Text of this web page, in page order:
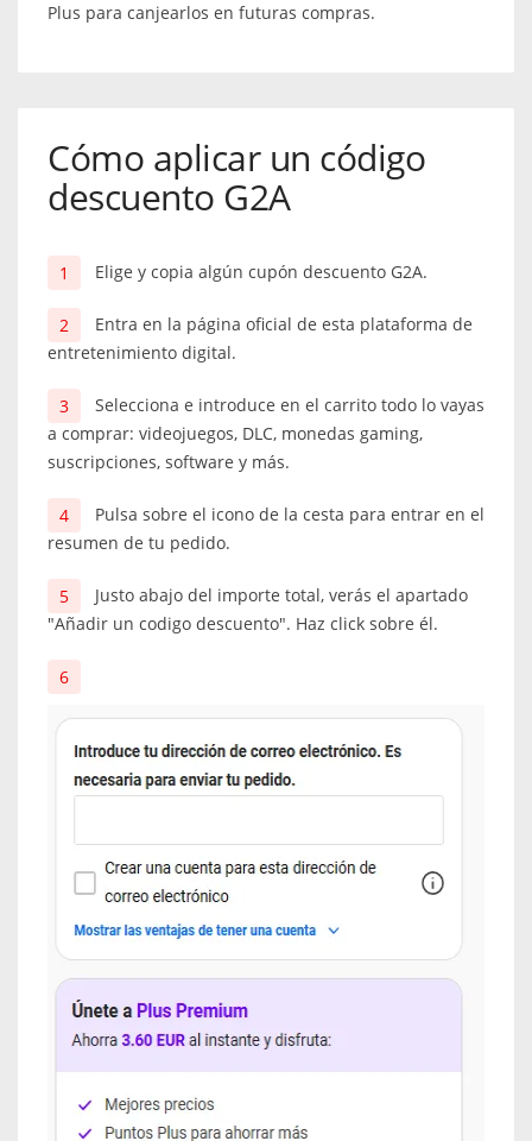
Plus para canjearlos en futuras compras.
Cómo aplicar un código
descuento G2A
Elige y copia algún cupón descuento G2A.
Entra en la página oficial de esta plataforma de
entretenimiento digital.
Selecciona e introduce en el carrito todo lo vayas
a comprar: videojuegos, DLC, monedas gaming,
suscripciones, software y más.
Pulsa sobre el icono de la cesta para entrar en el
resumen de tu pedido.
Justo abajo del importe total, verás el apartado
"Añadir un codigo descuento". Haz click sobre él.